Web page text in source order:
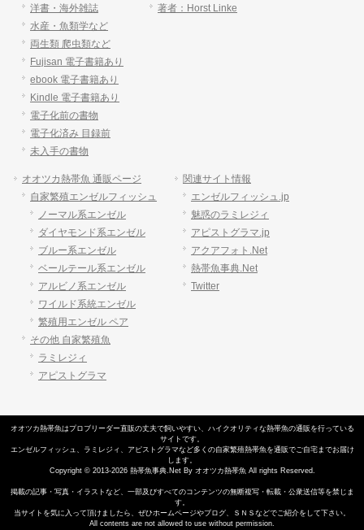
洋書・海外雑誌
水産・魚類学など
両生類 爬虫類など
Fujisan 電子書籍あり
ebook 電子書籍あり
Kindle 電子書籍あり
電子化前の書物
電子化済み 目録前
未入手の書物
著者：Horst Linke
オオツカ熱帯魚 通販ページ
自家繁殖エンゼルフィッシュ
ノーマル系エンゼル
ダイヤモンド系エンゼル
ブルー系エンゼル
ベールテール系エンゼル
アルビノ系エンゼル
ワイルド系統エンゼル
繁殖用エンゼル ペア
その他 自家繁殖魚
ラミレジィ
アピストグラマ
関連サイト情報
エンゼルフィッシュ.jp
魅惑のラミレジィ
アピストグラマ.jp
アクアフォト.Net
熱帯魚事典.Net
Twitter
オオツカ熱帯魚はプロブリーダー直販の丈夫で飼いやすい、 ハイクオリティな熱帯魚の通販 を行っている
サイトです。
エンゼルフィッシュ 、 ラミレジィ 、 アピストグラマなど多くの自家繁殖熱帯魚 を通販でご自宅までお届け
します。
Copyright © 2013-2026 熱帯魚事典.Net By オオツカ熱帯魚 All rights Reserved.
掲載の記事・写真・イラストなど、一部及びすべてのコンテンツの無断複写・転載・公衆送信等を禁じま
す。
当サイトを気に入って頂けましたら、ぜひホームページやブログ、ＳＮＳなどでご紹介をして下さい。
All contents are not allowed to use without permission.